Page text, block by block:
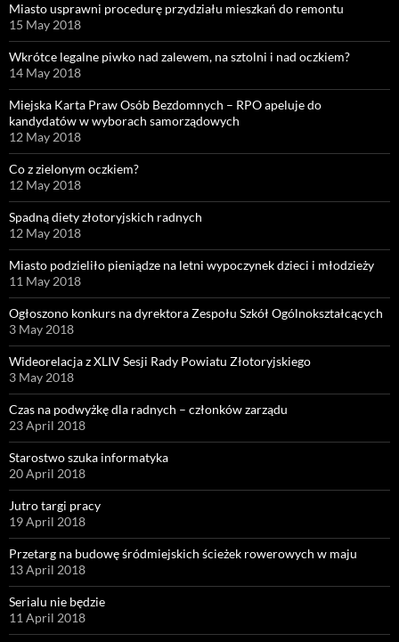
Miasto usprawni procedurę przydziału mieszkań do remontu
15 May 2018
Wkrótce legalne piwko nad zalewem, na sztolni i nad oczkiem?
14 May 2018
Miejska Karta Praw Osób Bezdomnych – RPO apeluje do
kandydatów w wyborach samorządowych
12 May 2018
Co z zielonym oczkiem?
12 May 2018
Spadną diety złotoryjskich radnych
12 May 2018
Miasto podzieliło pieniądze na letni wypoczynek dzieci i młodzieży
11 May 2018
Ogłoszono konkurs na dyrektora Zespołu Szkół Ogólnokształcących
3 May 2018
Wideorelacja z XLIV Sesji Rady Powiatu Złotoryjskiego
3 May 2018
Czas na podwyżkę dla radnych – członków zarządu
23 April 2018
Starostwo szuka informatyka
20 April 2018
Jutro targi pracy
19 April 2018
Przetarg na budowę śródmiejskich ścieżek rowerowych w maju
13 April 2018
Serialu nie będzie
11 April 2018